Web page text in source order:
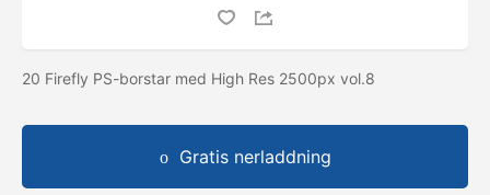
20 Firefly PS-borstar med High Res 2500px vol.8
Gratis nerladdning